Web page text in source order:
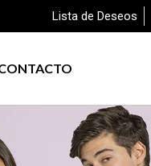
Lista de Deseos